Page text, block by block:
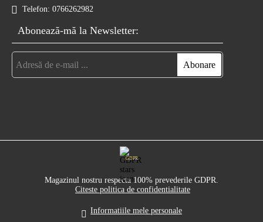
Telefon: 0766262982
Abonează-mă la Newsletter:
GDPR
Magazinul nostru respecta 100% prevederile GDPR.
Citeste politica de confidentialitate
Informatiile mele personale